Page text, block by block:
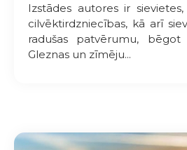
Izstādes autores ir
cilvēktirdzniecības, kā arī
radušas patvērumu,
Gleznas un zīmēju...